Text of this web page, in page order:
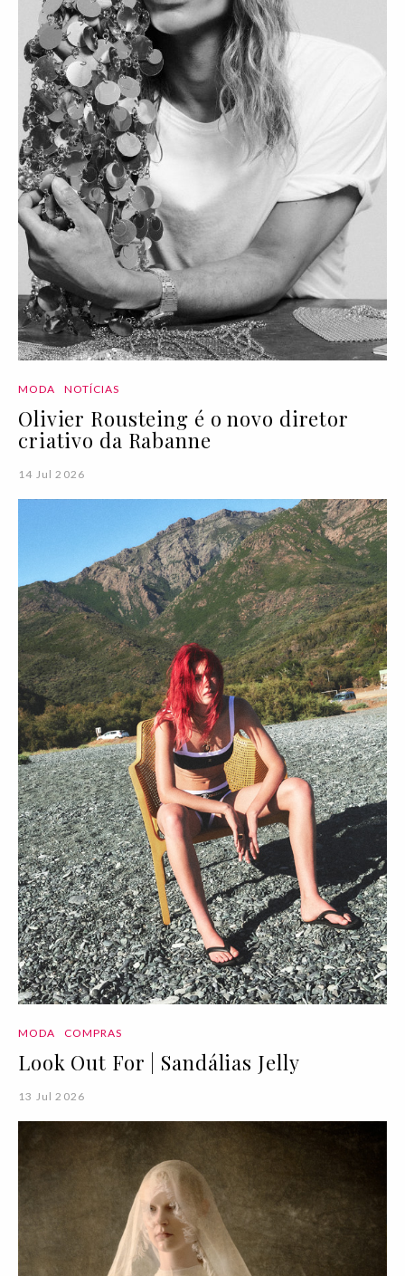
MODA NOTÍCIAS
Olivier Rousteing é o novo diretor
criativo da Rabanne
14 Jul 2026
MODA COMPRAS
Look Out For | Sandálias Jelly
13 Jul 2026